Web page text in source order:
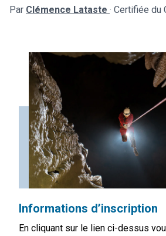
Par Clémence Lataste · Certifiée du
Informations d’inscription
En cliquant sur le lien ci-dessus